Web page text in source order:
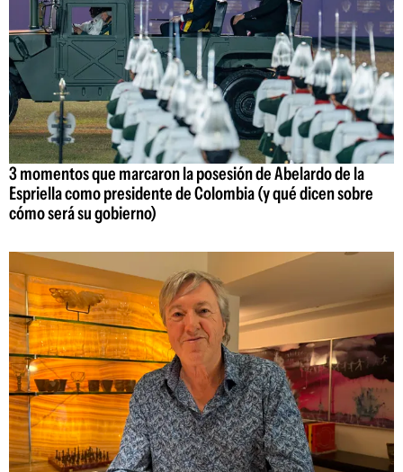
3 momentos que marcaron la posesión de Abelardo de la
Espriella como presidente de Colombia (y qué dicen sobre
cómo será su gobierno)